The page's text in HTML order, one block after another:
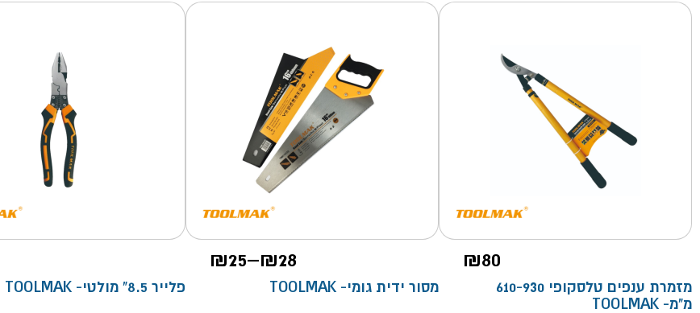
₪80
מזמרת ענפים טלסקופי 610-930
מ"מ- TOOLMAK
₪25–₪28
מחירים:
מסור ידית גומי- TOOLMAK פלייר 8.5" מולטי- TOOLMAK